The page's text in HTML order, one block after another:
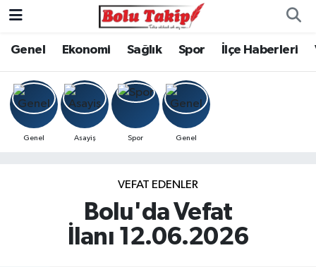
Genel Ekonomi Sağlık Spor İlçe Haberleri
Genel Asayiş Spor Genel
VEFAT EDENLER
Bolu'da Vefat
İlanı 12.06.2026